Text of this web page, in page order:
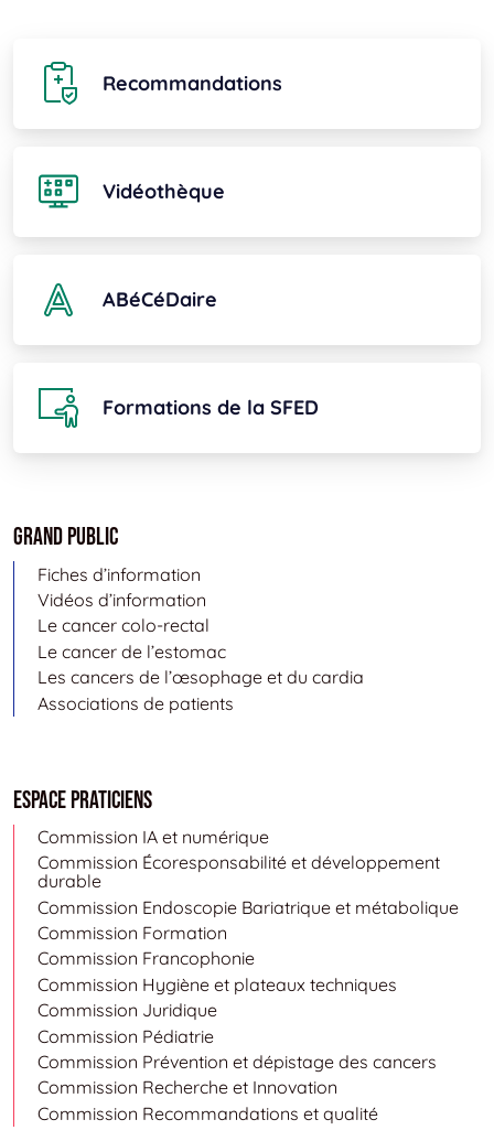
Recommandations
Vidéothèque
ABéCéDaire
Formations de la SFED
Grand public
Fiches d’information
Vidéos d’information
Le cancer colo-rectal
Le cancer de l’estomac
Les cancers de l’œsophage et du cardia
Associations de patients
Espace Praticiens
Commission IA et numérique
Commission Écoresponsabilité et développement
durable
Commission Endoscopie Bariatrique et métabolique
Commission Formation
Commission Francophonie
Commission Hygiène et plateaux techniques
Commission Juridique
Commission Pédiatrie
Commission Prévention et dépistage des cancers
Commission Recherche et Innovation
Commission Recommandations et qualité